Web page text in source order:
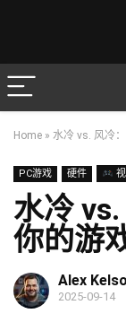
Home » 水冷 vs. 风冷
PC游戏 硬件
水冷
你的游
Alex Kelso
2025-09-14